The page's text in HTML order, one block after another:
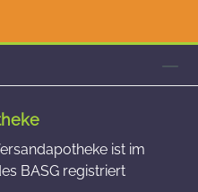
ist im
BASG registriert